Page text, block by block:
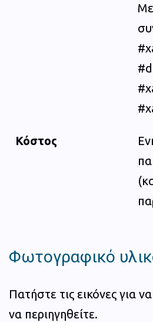
Κόστος
Φωτογραφικό
Πατήστε τις εικόνες για
να περιηγηθείτε.